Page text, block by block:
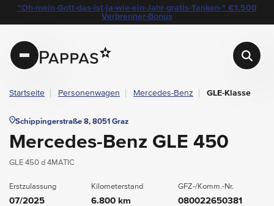
Navigation überspringen
Zum Hauptcontent
Zur Hauptnavigation springen
layout.table-of-content
Technische Daten
Fahrzeugausstattung
Standort & Ansprechpartner
Garantie
Ihre Vorteile auf einen Blick
Das könnte Sie auch interessieren
Angebote & Aktionen bei Pappas
"Oh-mein-Gott-das-ist-ja-wie-ein-Jahr-gratis-Tanken-" €1.500
Verbrenner-Bonus
Pappas
Startseite Personenwagen Mercedes-Benz GLE-Klasse
Schippingerstraße 8, 8051 Graz
Mercedes-Benz GLE 450
GLE 450 d 4MATIC
Erstzulassung
07/2025
Kilometerstand
6.800 km
GFZ-/Komm.-Nr.
080022650381